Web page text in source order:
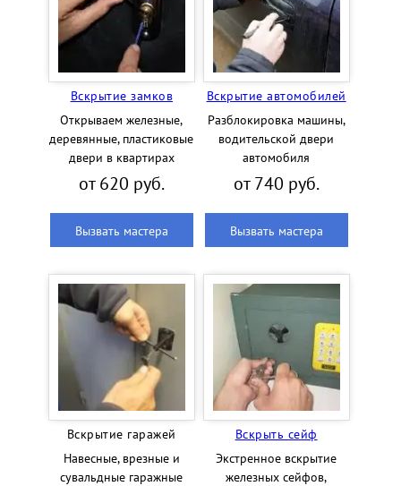
Вскрытие замков
Открываем железные,
деревянные, пластиковые
двери в квартирах
от 620 руб.
Вызвать мастера
Вскрытие автомобилей
Разблокировка машины,
водительской двери
автомобиля
от 740 руб.
Вызвать мастера
Вскрытие гаражей
Навесные, врезные и
сувальдные гаражные
Вскрыть сейф
Экстренное вскрытие
железных сейфов,